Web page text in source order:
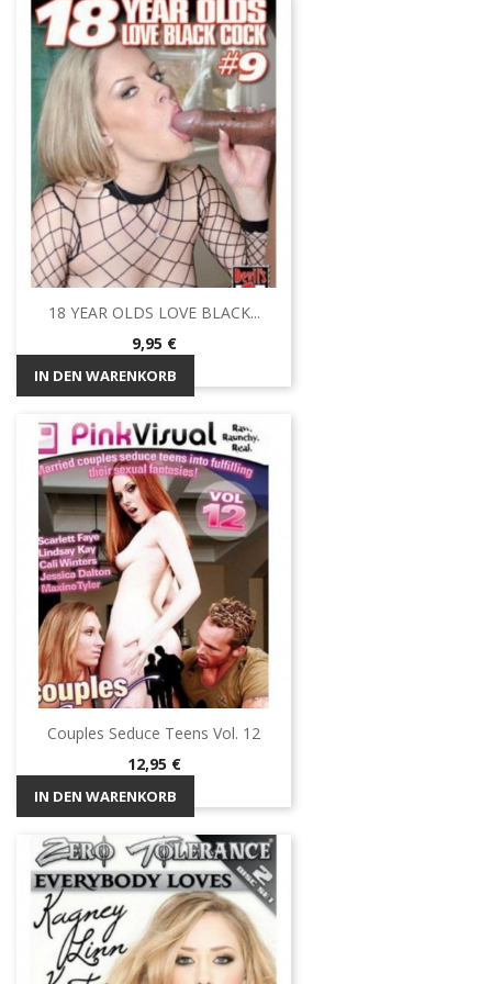
18 YEAR OLDS LOVE BLACK...
Preis
9,95 €
IN DEN WARENKORB
Couples Seduce Teens Vol. 12
Preis
12,95 €
IN DEN WARENKORB